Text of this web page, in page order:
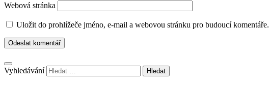
Webová stránka
Uložit do prohlížeče jméno, e-mail a webovou stránku pro budoucí komentáře.
Vyhledávání